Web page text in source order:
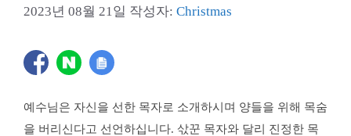
2023년 08월 21일 작성자: Christmas
예수님은 자신을 선한 목자로 소개하시며 양들을 위해 목숨
을 버리신다고 선언하십니다. 삯꾼 목자와 달리 진정한 목